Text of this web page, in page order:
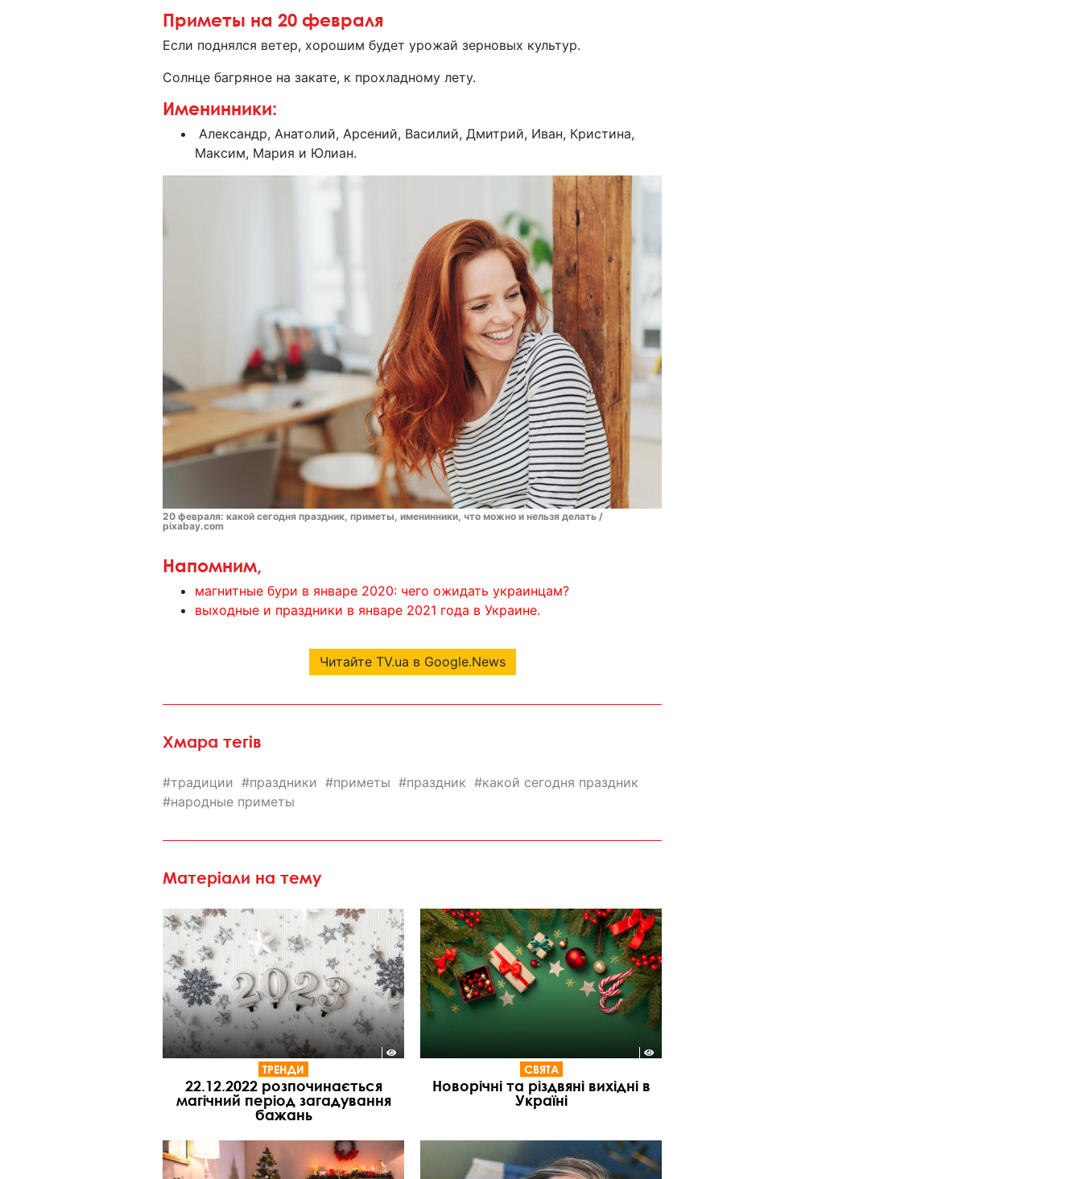
Приметы на 20 февраля
Если поднялся ветер, хорошим будет урожай зерновых культур.
Солнце багряное на закате, к прохладному лету.
Именинники:
Александр, Анатолий, Арсений, Василий, Дмитрий, Иван, Кристина,
Максим, Мария и Юлиан.
20 февраля: какой сегодня праздник, приметы, именинники, что можно и нельзя делать /
pixabay.com
Напомним,
магнитные бури в январе 2020: чего ожидать украинцам?
выходные и праздники в январе 2021 года в Украине.
Читайте TV.ua в Google.News
Хмара тегів
традиции праздники приметы праздник
какой сегодня праздник
народные приметы
Матеріали на тему
ТРЕНДИ
22.12.2022 розпочинається
магічний період загадування
бажань
СВЯТА
Новорічні та різдвяні вихідні в
Україні